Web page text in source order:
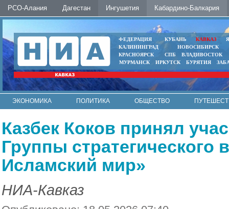
РСО-Алания Дагестан Ингушетия Кабардино-Балкария
ФЕДЕРАЦИЯ КУБАНЬ КАВКАЗ
КАЛИНИНГРАД
НОВОСИБИРСК
КРАСНОЯРСК
СПБ
ВЛАДИВОСТОК
МУРМАНСК
ИРКУТСК БУРЯТИЯ
ЭКОНОМИКА ПОЛИТИКА ОБЩЕСТВО
Казбек Коков принял
Группы стратегического
Исламский мир»
НИА-Кавказ